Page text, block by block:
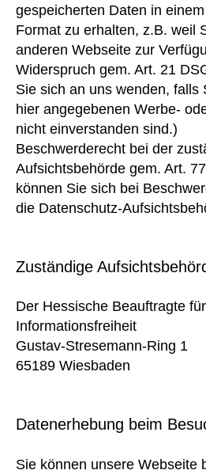
gespeicherten Daten in
Format zu erhalten, z.B. weil
anderen Webseite zur
Widerspruch gem. Art. 21
Sie sich an uns wenden, falls
hier angegebenen Werbe-
nicht einverstanden sind.)
Beschwerderecht bei der
Aufsichtsbehörde gem. Art.
können Sie sich bei
die Datenschutz-
Zuständige
Der Hessische Beauftragte
Informationsfreiheit
Gustav-Stresemann-Ring 1
65189 Wiesbaden
Datenerhebung beim
Sie können unsere Webseite